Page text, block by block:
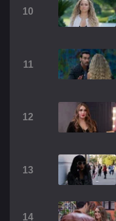
10
11
12
13
14